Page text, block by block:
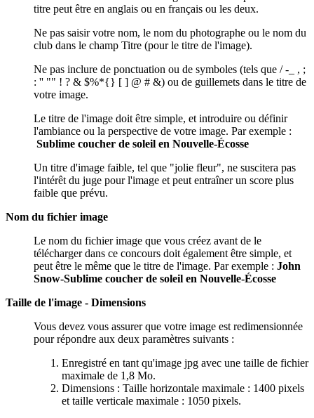
titre peut être en anglais ou en français ou les deux.
Ne pas saisir votre nom, le nom du photographe ou le nom du
club dans le champ Titre (pour le titre de l'image).
Ne pas inclure de ponctuation ou de symboles (tels que / -_ , ;
: '' "" ! ? & $%*{} [ ] @ # &) ou de guillemets dans le titre de
votre image.
Le titre de l'image doit être simple, et introduire ou définir
l'ambiance ou la perspective de votre image. Par exemple :
Sublime coucher de soleil en Nouvelle-Écosse
Un titre d'image faible, tel que "jolie fleur", ne suscitera pas
l'intérêt du juge pour l'image et peut entraîner un score plus
faible que prévu.
Nom du fichier image
Le nom du fichier image que vous créez avant de le
télécharger dans ce concours doit également être simple, et
peut être le même que le titre de l'image. Par exemple : John
Snow-Sublime coucher de soleil en Nouvelle-Écosse
Taille de l'image - Dimensions
Vous devez vous assurer que votre image est redimensionnée
pour répondre aux deux paramètres suivants :
Enregistré en tant qu'image jpg avec une taille de fichier
maximale de 1,8 Mo.
Dimensions : Taille horizontale maximale : 1400 pixels
et taille verticale maximale : 1050 pixels.